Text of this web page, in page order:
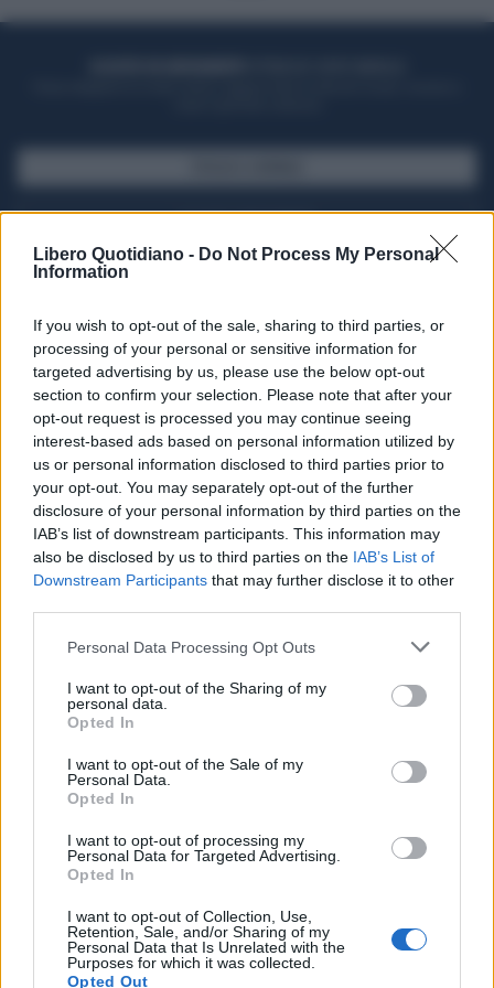
Libero Quotidiano - Do Not Process My Personal
Information
If you wish to opt-out of the sale, sharing to third parties, or
processing of your personal or sensitive information for
targeted advertising by us, please use the below opt-out
section to confirm your selection. Please note that after your
opt-out request is processed you may continue seeing
interest-based ads based on personal information utilized by
us or personal information disclosed to third parties prior to
your opt-out. You may separately opt-out of the further
disclosure of your personal information by third parties on the
IAB’s list of downstream participants. This information may
also be disclosed by us to third parties on the IAB’s List of
Downstream Participants that may further disclose it to other
Personal Data Processing Opt Outs
I want to opt-out of the Sharing of my
personal data.
Opted In
I want to opt-out of the Sale of my
Personal Data.
Opted In
I want to opt-out of processing my
Personal Data for Targeted Advertising.
Opted In
I want to opt-out of Collection, Use,
Retention, Sale, and/or Sharing of my
Personal Data that Is Unrelated with the
Purposes for which it was collected.
Opted Out
Seguici su Google Discover
Segui Libero Quotidiano su Google Discover
Scegli Libero Quotidiano come fonte preferita
SPETTACOLI
SCIENZA E TECH
Libero ShoppingContattiPubblicitàCookie policy